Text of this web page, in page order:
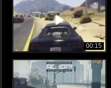
00:15